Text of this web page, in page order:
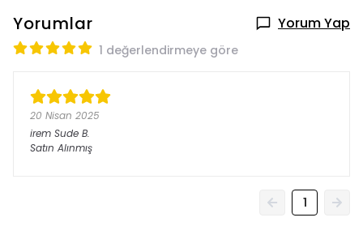
Yorumlar Yorum Yap
1 değerlendirmeye göre
20 Nisan 2025
irem Sude B.
Satın Alınmış
1